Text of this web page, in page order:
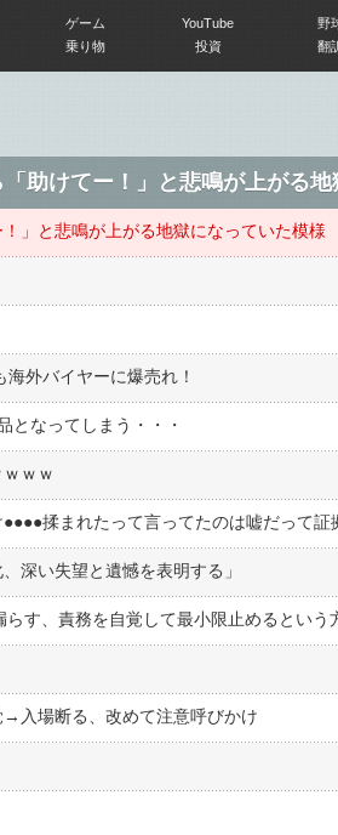
ゲーム YouTube 野
乗り物 投資 翻
助けてー！」と悲鳴が上がる
」と悲鳴が上がる地獄になっていた模様
外バイヤーに爆売れ！
となってしまう・・・
ｗｗ
深い失望と遺憾を表明する」
入場断る、改めて注意呼びかけ